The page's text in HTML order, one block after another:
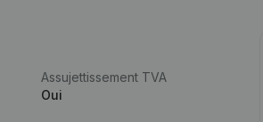
Assujettissement TVA
Oui